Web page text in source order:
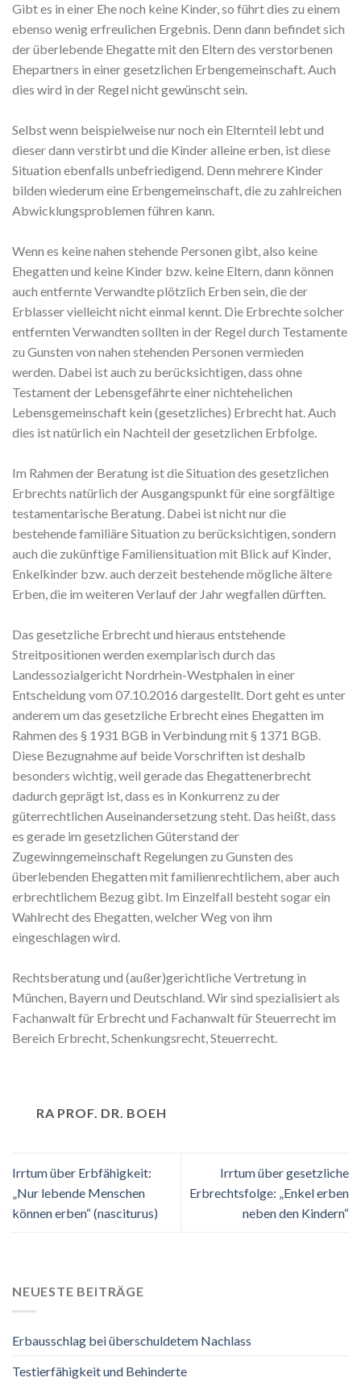
Gibt es in einer Ehe noch keine Kinder, so führt dies zu einem
ebenso wenig erfreulichen Ergebnis. Denn dann befindet sich
der überlebende Ehegatte mit den Eltern des verstorbenen
Ehepartners in einer gesetzlichen Erbengemeinschaft. Auch
dies wird in der Regel nicht gewünscht sein.
Selbst wenn beispielweise nur noch ein Elternteil lebt und
dieser dann verstirbt und die Kinder alleine erben, ist diese
Situation ebenfalls unbefriedigend. Denn mehrere Kinder
bilden wiederum eine Erbengemeinschaft, die zu zahlreichen
Abwicklungsproblemen führen kann.
Wenn es keine nahen stehende Personen gibt, also keine
Ehegatten und keine Kinder bzw. keine Eltern, dann können
auch entfernte Verwandte plötzlich Erben sein, die der
Erblasser vielleicht nicht einmal kennt. Die Erbrechte solcher
entfernten Verwandten sollten in der Regel durch Testamente
zu Gunsten von nahen stehenden Personen vermieden
werden. Dabei ist auch zu berücksichtigen, dass ohne
Testament der Lebensgefährte einer nichtehelichen
Lebensgemeinschaft kein (gesetzliches) Erbrecht hat. Auch
dies ist natürlich ein Nachteil der gesetzlichen Erbfolge.
Im Rahmen der Beratung ist die Situation des gesetzlichen
Erbrechts natürlich der Ausgangspunkt für eine sorgfältige
testamentarische Beratung. Dabei ist nicht nur die
bestehende familiäre Situation zu berücksichtigen, sondern
auch die zukünftige Familiensituation mit Blick auf Kinder,
Enkelkinder bzw. auch derzeit bestehende mögliche ältere
Erben, die im weiteren Verlauf der Jahr wegfallen dürften.
Das gesetzliche Erbrecht und hieraus entstehende
Streitpositionen werden exemplarisch durch das
Landessozialgericht Nordrhein-Westphalen in einer
Entscheidung vom 07.10.2016 dargestellt. Dort geht es unter
anderem um das gesetzliche Erbrecht eines Ehegatten im
Rahmen des § 1931 BGB in Verbindung mit § 1371 BGB.
Diese Bezugnahme auf beide Vorschriften ist deshalb
besonders wichtig, weil gerade das Ehegattenerbrecht
dadurch geprägt ist, dass es in Konkurrenz zu der
güterrechtlichen Auseinandersetzung steht. Das heißt, dass
es gerade im gesetzlichen Güterstand der
Zugewinngemeinschaft Regelungen zu Gunsten des
überlebenden Ehegatten mit familienrechtlichem, aber auch
erbrechtlichem Bezug gibt. Im Einzelfall besteht sogar ein
Wahlrecht des Ehegatten, welcher Weg von ihm
eingeschlagen wird.
Rechtsberatung und (außer)gerichtliche Vertretung in
München, Bayern und Deutschland. Wir sind spezialisiert als
Fachanwalt für Erbrecht und Fachanwalt für Steuerrecht im
Bereich Erbrecht, Schenkungsrecht, Steuerrecht.
RA PROF. DR. BOEH
Irrtum über Erbfähigkeit:
„Nur lebende Menschen
können erben“ (nasciturus)
Irrtum über gesetzliche
Erbrechtsfolge: „Enkel erben
neben den Kindern“
NEUESTE BEITRÄGE
Erbausschlag bei überschuldetem Nachlass
Testierfähigkeit und Behinderte